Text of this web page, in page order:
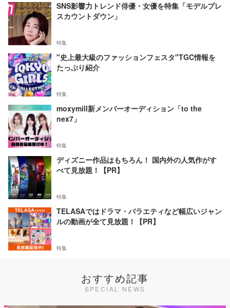
SNS影響力トレンド俳優・女優を特集「モデルプレ
スカウントダウン」
特集
"史上最大級のファッションフェスタ"TGC情報を
たっぷり紹介
特集
moxymill新メンバーオーディション「to the
nex7」
特集
ディズニー作品はもちろん！ 国内外の人気作がす
べて見放題！【PR】
特集
TELASAではドラマ・バラエティなど幅広いジャン
ルの動画が全て見放題！【PR】
特集
おすすめ記事
SPECIAL NEWS